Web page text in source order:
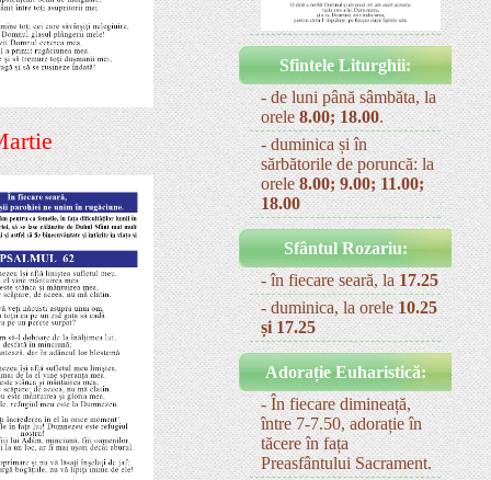
Sfintele Liturghii:
- de luni până sâmbăta, la
orele8.00; 18.00.
- duminica și în
sărbătorile de poruncă: la
orele8.00; 9.00; 11.00;
18.00
Sfântul Rozariu:
- în fiecare seară, la17.25
- duminica, la orele10.25
și 17.25
Adorație Euharistică:
- În fiecare dimineață,
între 7-7.50, adorație în
tăcere în fața
Preasfântului Sacrament.